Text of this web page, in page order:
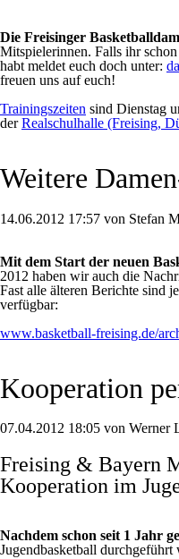
Die Freisinger
Mitspielerinnen. Falls ihr
habt meldet euch doch unter:
freuen uns auf euch!
Trainingszeiten sind Dienstag
derRealschulhalle (Freising,
Weitere
14.06.2012 17:57 von Stefan
Mit dem Start der neuen
2012 haben wir auch die
Fast alle älteren Berichte sind
verfügbar:
www.basketball-freising.de/
Kooperation
07.04.2012 18:05 von Werner
Freising & Bayern
Kooperation im
Nachdem schon seit 1 Jahr
Jugendbasketball